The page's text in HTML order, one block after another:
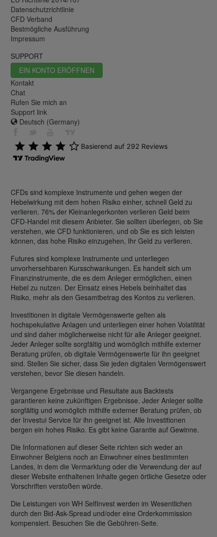
Datenschutzrichtlinie
CFD Verband
Bestmögliche Ausführung
Impressum
SUPPORT
EIN KONTO ERÖFFNEN
Kontakt
Chat
Rufen Sie mich an
Support link
Deutsch (Germany)
CFDs sind komplexe Instrumente und gehen wegen der
Hebelwirkung mit dem hohen Risiko einher, schnell Geld zu
verlieren. 76% der Kleinanlegerkonten verlieren Geld beim
CFD-Handel mit diesem Anbieter. Sie sollten überlegen, ob Sie
verstehen, wie CFD funktionieren, und ob Sie es sich leisten
können, das hohe Risiko einzugehen, Ihr Geld zu verlieren.
Futures sind komplexe Instrumente und unterliegen
unvorhersehbaren Kursschwankungen. Es handelt sich um
Finanzinstrumente, die es dem Anleger ermöglichen, einen
Hebel zu nutzen. Der Einsatz eines Hebels beinhaltet das
Risiko, mehr als den Gesamtbetrag des Kontos zu verlieren.
Investitionen in digitale Vermögenswerte gelten als
hochspekulative Anlagen und unterliegen einer hohen Volatilität
und sind daher möglicherweise nicht für alle Anleger geeignet.
Jeder Anleger sollte sorgfältig und womöglich mithilfe externer
Beratung prüfen, ob digitale Vermögenswerte für ihn geeignet
sind. Stellen Sie sicher, dass Sie jeden digitalen Vermögenswert
verstehen, bevor Sie diesen handeln.
Vergangene Ergebnisse und Resultate aus Backtests
garantieren keine zukünftigen Ergebnisse. Jeder Anleger sollte
sorgfältig und womöglich mithilfe externer Beratung prüfen, ob
der Investui Service für ihn geeignet ist. Alle Investitionen
bergen ein hohes Risiko. Es gibt keine Garantie auf Gewinne.
Die Informationen auf dieser Seite richten sich weder an
Einwohner Belgiens noch an Einwohner eines bestimmten
Landes, in dem die Vermarktung oder die Verwendung der auf
dieser Website enthaltenen Inhalte gegen örtliche Gesetze oder
Vorschriften verstoßen würde.
Die Leistungen von WH SelfInvest werden im Wesentlichen
durch den Bid-Ask-Spread und/oder eine Orderkommission
kompensiert. Besuchen Sie die Gebühren-Seite.